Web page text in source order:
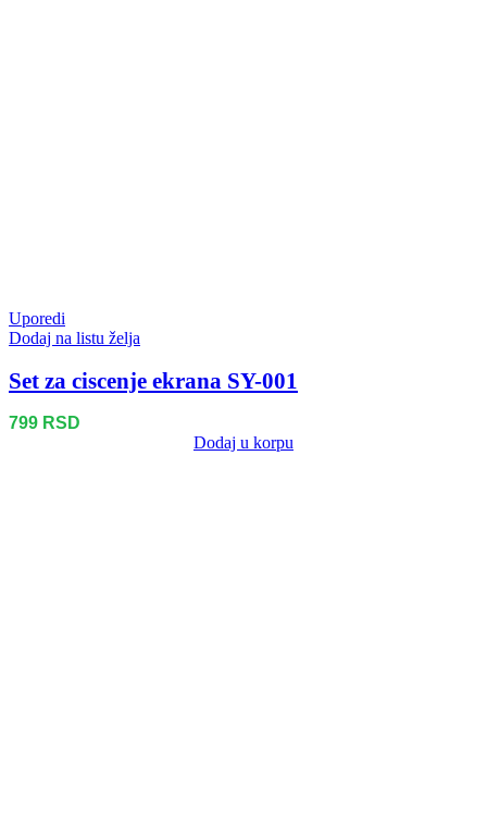
Uporedi
Dodaj na listu želja
Set za ciscenje ekrana SY-001
799 RSD
Dodaj u korpu